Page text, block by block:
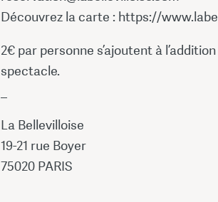
Découvrez la carte : https://
2€ par personne s’ajoutent à
spectacle.
La Bellevilloise
19-21 rue Boyer
75020 PARIS